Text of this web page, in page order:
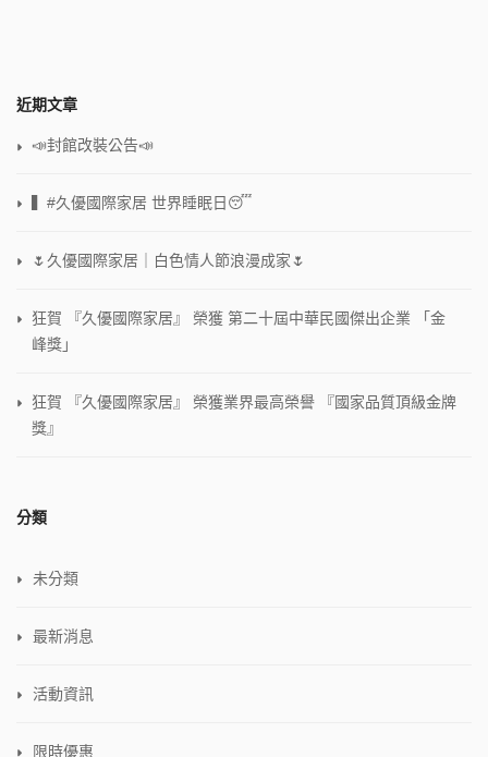
近期文章
📣封館改裝公告📣
▍#久優國際家居 世界睡眠日😴
🌷久優國際家居｜白色情人節浪漫成家🌷
狂賀 『久優國際家居』 榮獲 第二十屆中華民國傑出企業 「金
峰獎」
狂賀 『久優國際家居』 榮獲業界最高榮譽 『國家品質頂級金牌
獎』
分類
未分類
最新消息
活動資訊
限時優惠